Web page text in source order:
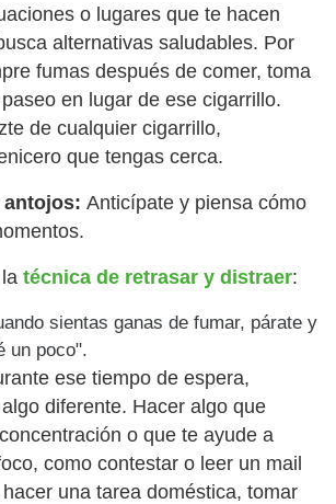
o lugares que te hacen
alternativas saludables. Por
fumas después de comer, toma
en lugar de ese cigarrillo.
de cualquier cigarrillo,
que tengas cerca.
antojos:Anticípate y piensa cómo
latécnica de retrasar y distraer:
sientas ganas de fumar, párate y
un poco".
ese tiempo de espera,
diferente. Hacer algo que
o que te ayude a
como contestar o leer un mail
una tarea doméstica, tomar